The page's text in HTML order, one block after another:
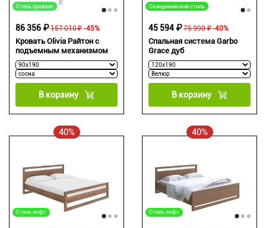
Стиль прованс
Кровать Olivia Райтон с
подъемным механизмом
157 010 ₽
86 356 ₽ -45%
В корзину
Скандинавский стиль
Спальная система Garbo
Grace дуб
75 990 ₽
45 594 ₽ -40%
В корзину
40%
Стиль лофт
40%
Стиль лофт